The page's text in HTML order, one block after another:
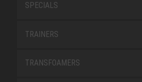
SPECIALS
TRAINERS
TRANSFOAMERS